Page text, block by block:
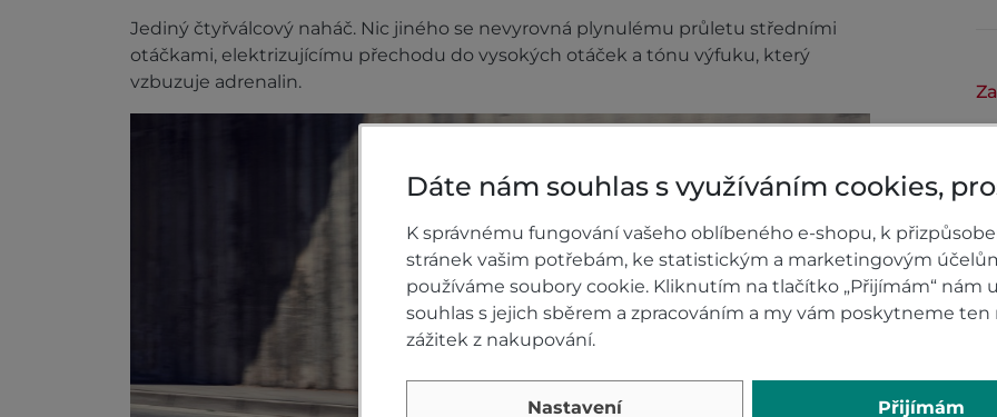
Jediný čtyřválcový naháč. Nic jiného se nevyrovná plynulému průletu středními
otáčkami, elektrizujícímu přechodu do vysokých otáček a tónu výfuku, který
vzbuzuje adrenalin.
Dáte nám souhlas s využíváním cookies,
K správnému fungování vašeho oblíbeného e-shopu, k
stránek vašim potřebám, ke statistickým a marketingovým
používáme soubory cookie. Kliknutím na tlačítko „Přijímám“ nám
souhlas s jejich sběrem a zpracováním a my vám poskytneme ten
zážitek z nakupování.
Nastavení Přijímám